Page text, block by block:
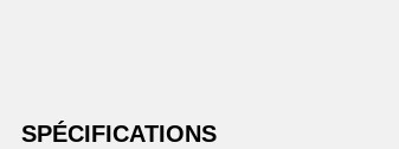
SPÉCIFICATIONS